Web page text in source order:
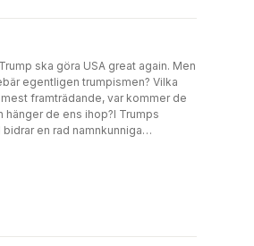
ska göra USA great again. Men
egentligen trumpismen? Vilka
framträdande, var kommer de
hänger de ens ihop?I Trumps
en rad namnkunniga